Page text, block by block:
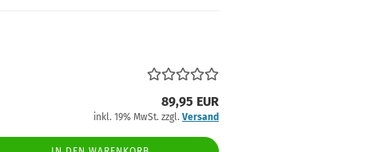
89,95 EUR
inkl. 19% MwSt. zzgl. Versand